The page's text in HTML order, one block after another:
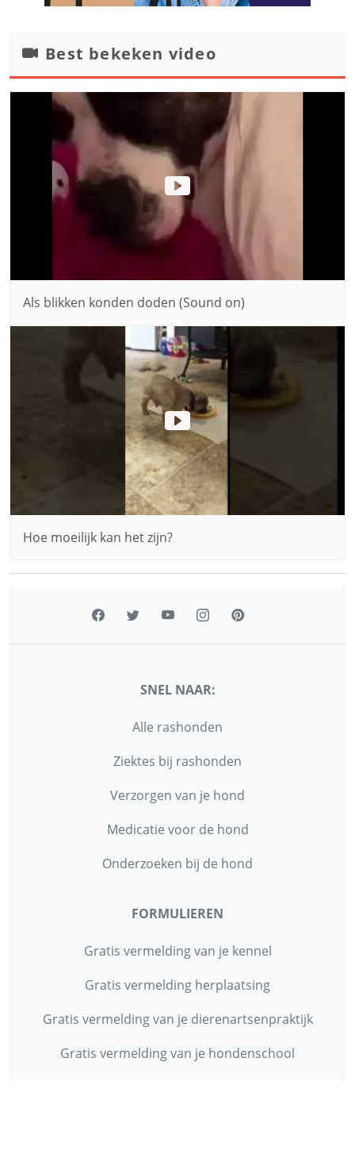
Best bekeken video
Als blikken konden doden (Sound on)
Hoe moeilijk kan het zijn?
SNEL NAAR:
Alle rashonden
Ziektes bij rashonden
Verzorgen van je hond
Medicatie voor de hond
Onderzoeken bij de hond
FORMULIEREN
Gratis vermelding van je kennel
Gratis vermelding herplaatsing
Gratis vermelding van je dierenartsenpraktijk
Gratis vermelding van je hondenschool